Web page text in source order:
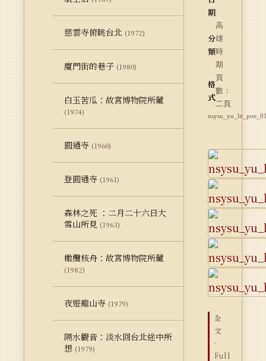
慈雲寺俯眺台北 (1972)
廈門街的巷子 (1980)
白玉苦瓜：故宮博物院所藏
(1974)
圓通寺 (1960)
登圓通寺 (1961)
森林之死 ：二月二十六日大
雪山所見 (1963)
橄欖核舟：故宮博物院所藏
(1982)
夜遊龍山寺 (1979)
隔水觀音：淡水回台北途中所
想 (1979)
期
分
類
高
雄
時
期
格
式
頁
數：
二頁
全
文
·
Full